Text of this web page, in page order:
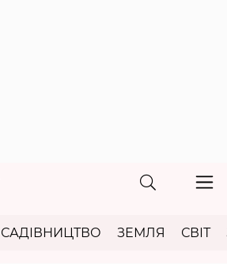
САДІВНИЦТВО ЗЕМЛЯ СВІТ